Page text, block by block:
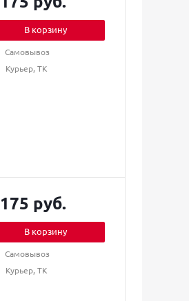
В корзину
Самовывоз
Курьер, ТК
руб.
В корзину
Самовывоз
Курьер, ТК